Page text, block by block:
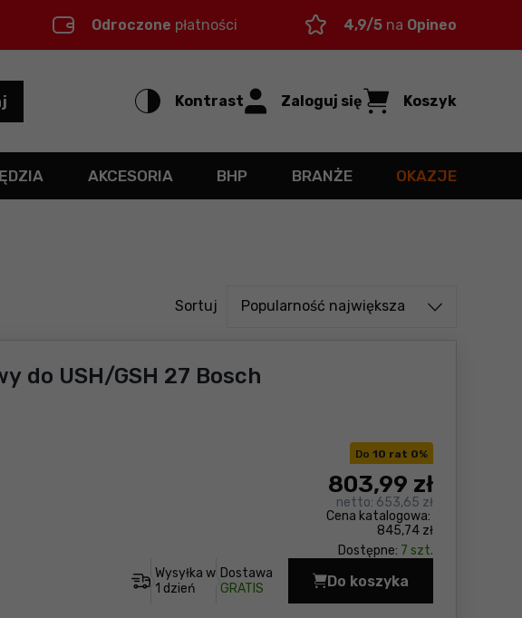
Odroczone płatności 4,9/5 na Opineo
Kontrast Zaloguj się Koszyk
AKCESORIA BHP BRANŻE OKAZJE
Sortuj Sortuj od
Popularność największa
do USH/GSH 27 Bosch
Do 10 rat 0%
Cena katalogowa:
845,74 zł
803,99 zł
netto: 653,65 zł
Dostępne: 7 szt.
Wysyłka w
1 dzień
Dostawa
GRATIS
Do koszyka
Wózek transportowy